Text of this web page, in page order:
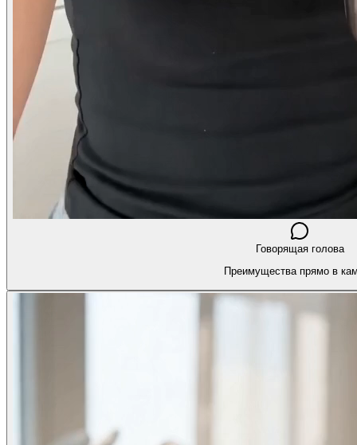
Говорящая голова
Преимущества прямо в